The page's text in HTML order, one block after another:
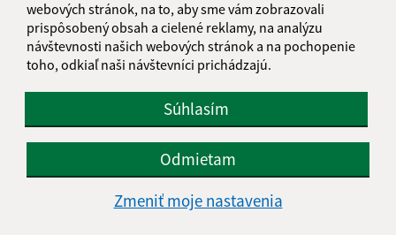
webových stránok, na to, aby sme vám zobrazovali
prispôsobený obsah a cielené reklamy, na analýzu
návštevnosti našich webových stránok a na pochopenie
toho, odkiaľ naši návštevníci prichádzajú.
Súhlasím
Odmietam
Zmeniť moje nastavenia
IČO: 00690988